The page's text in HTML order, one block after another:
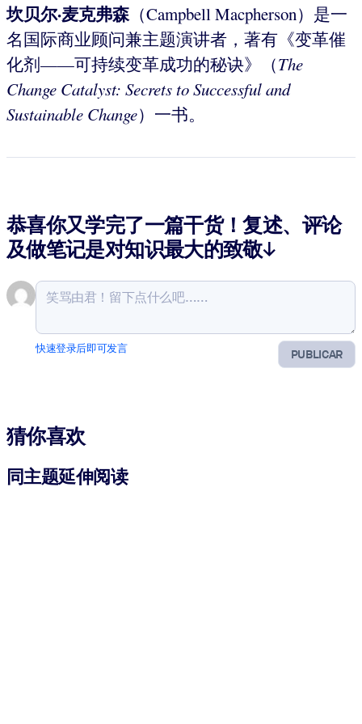
坎贝尔·麦克弗森（Campbell Macpherson）是一
名国际商业顾问兼主题演讲者，著有《变革催
化剂——可持续变革成功的秘诀》（The
Change Catalyst: Secrets to Successful and
Sustainable Change）一书。
恭喜你又学完了一篇干货！复述、评论
及做笔记是对知识最大的致敬↓
PUBLICAR
快速登录后即可发言
猜你喜欢
同主题延伸阅读